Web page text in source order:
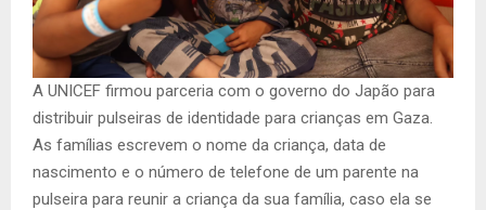
A UNICEF firmou parceria com o governo do Japão para
distribuir pulseiras de identidade para crianças em Gaza.
As famílias escrevem o nome da criança, data de
nascimento e o número de telefone de um parente na
pulseira para reunir a criança da sua família, caso ela se